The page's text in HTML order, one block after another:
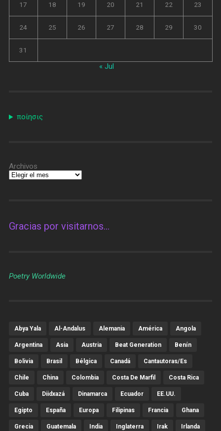
17 18 19 20 21 22 23
24 25 26 27 28 29 30
31
« Jul
ποίησις
Archivos
Gracias por visitarnos…
Poetry Worldwide
Abya Yala Al-Andalus Alemania América Angola
Argentina Asia Austria Beat Generation Benín
Bolivia Brasil Bélgica Canadá Cantautoras/es
Chile China Colombia Costa De Marfil Costa Rica
Cuba Diidxazá Dinamarca Ecuador EE.UU.
Egipto España Europa Filipinas Francia Ghana
Grecia Guatemala India Inglaterra Irak Irlanda